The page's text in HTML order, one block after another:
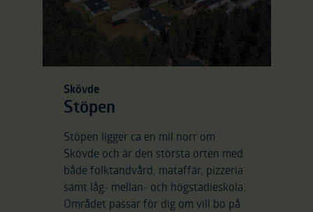
Skövde
Stöpen
Stöpen ligger ca en mil norr om
Skövde och är den största orten med
både folktandvård, mataffär, pizzeria
samt låg- mellan- och högstadieskola.
Området passar för dig om vill bo på